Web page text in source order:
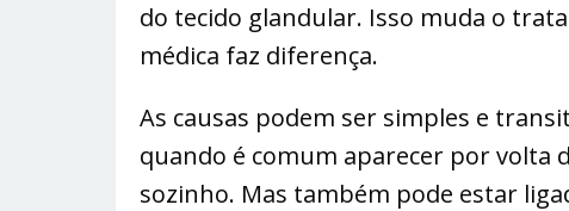
do tecido glandular. Isso muda o
médica faz diferença.
As causas podem ser simples e
quando é comum aparecer por volta
sozinho. Mas também pode estar